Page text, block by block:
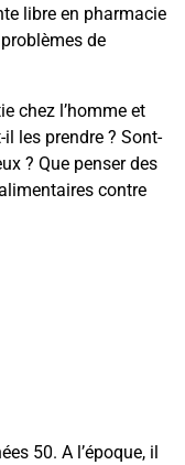
libre en pharmacie
de
chez l’homme et
les prendre ? Sont-
? Que penser des
contre
50. A l’époque, il